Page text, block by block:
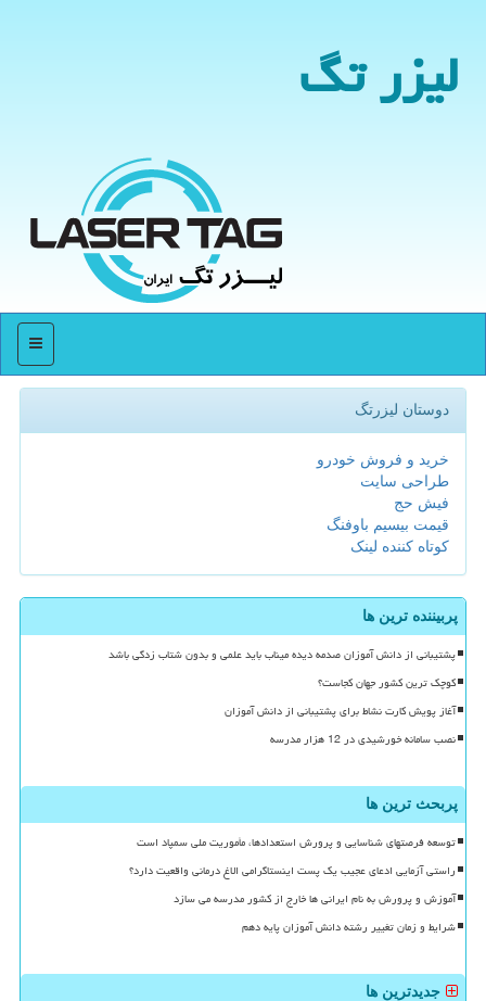
لیزر تگ
منو
دوستان لیزرتگ
خرید و فروش خودرو
طراحی سایت
فیش حج
قیمت بیسیم باوفنگ
کوتاه کننده لینک
پربیننده ترین ها
پشتیبانی از دانش آموزان صدمه دیده میناب باید علمی و بدون شتاب زدگی باشد
کوچک ترین کشور جهان کجاست؟
آغاز پویش کارت نشاط برای پشتیبانی از دانش آموزان
نصب سامانه خورشیدی در 12 هزار مدرسه
پربحث ترین ها
توسعه فرصتهای شناسایی و پرورش استعدادها، مأموریت ملی سمپاد است
راستی آزمایی ادعای عجیب یک پست اینستاگرامی الاغ درمانی واقعیت دارد؟
آموزش و پرورش به نام ایرانی ها خارج از کشور مدرسه می سازد
شرایط و زمان تغییر رشته دانش آموزان پایه دهم
جدیدترین ها